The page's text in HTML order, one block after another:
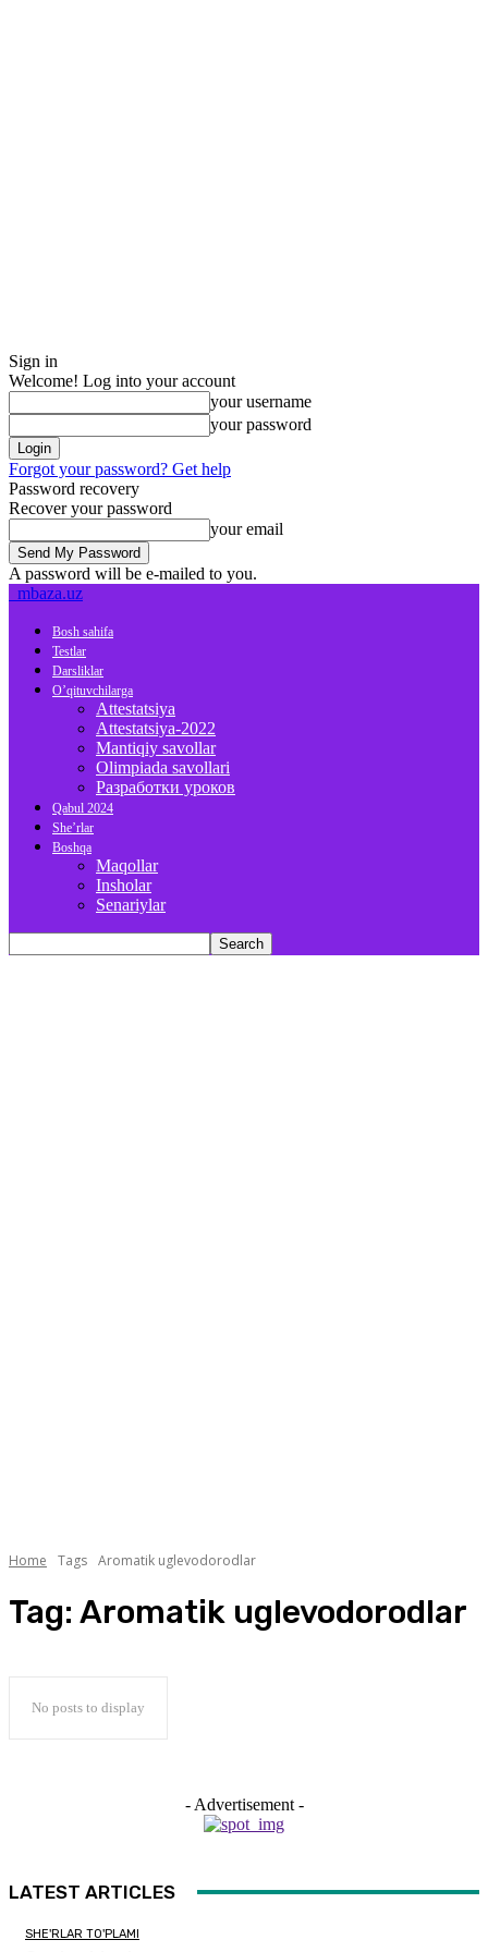
Sign in
Welcome! Log into your account
your username
your password
Forgot your password? Get help
Password recovery
Recover your password
your email
A password will be e-mailed to you.
mbaza.uz
Bosh sahifa
Testlar
Darsliklar
O’qituvchilarga
Attestatsiya
Attestatsiya-2022
Mantiqiy savollar
Olimpiada savollari
Разработки уроков
Qabul 2024
She’rlar
Boshqa
Maqollar
Insholar
Senariylar
Home Tags Aromatik uglevodorodlar
Tag: Aromatik uglevodorodlar
No posts to display
- Advertisement -
LATEST ARTICLES
SHE'RLAR TO'PLAMI